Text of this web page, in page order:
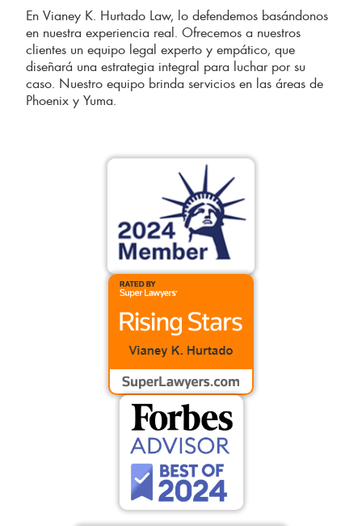
En Vianey K. Hurtado Law, lo defendemos basándonos
en nuestra experiencia real. Ofrecemos a nuestros
clientes un equipo legal experto y empático, que
diseñará una estrategia integral para luchar por su
caso. Nuestro equipo brinda servicios en las áreas de
Phoenix y Yuma.